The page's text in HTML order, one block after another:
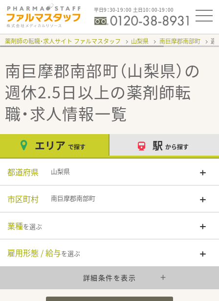
平日9：30-19：00 土日10：00-19：00
薬剤師の転職・求人サイト ファルマスタッフ 山梨県 南巨摩郡南部町 週
南巨摩郡南部町（山梨県）の
週休2.5日以上の薬剤師転
職・求人情報一覧
エリア で探す 駅 から探す
都道府県 山梨県
市区町村 南巨摩郡南部町
業種を選ぶ
雇用形態 / 給与を選ぶ
詳細条件を表示